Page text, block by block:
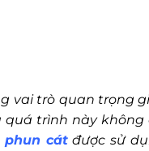
vai trò quan trọng
quá trình này không
cátđược sử